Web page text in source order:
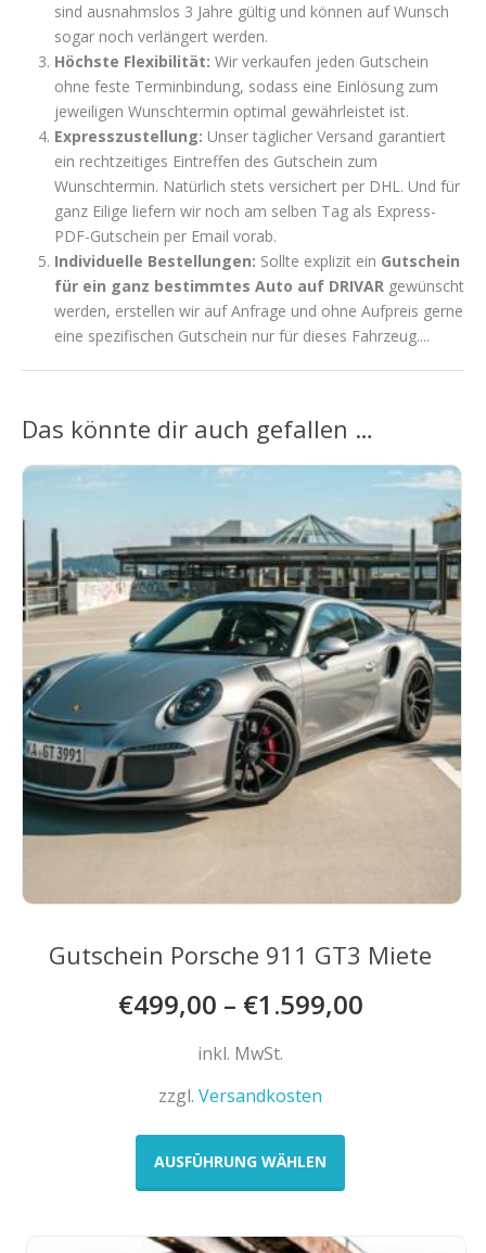
sind ausnahmslos 3 Jahre gültig und können auf Wunsch
sogar noch verlängert werden.
Höchste Flexibilität: Wir verkaufen jeden Gutschein
ohne feste Terminbindung, sodass eine Einlösung zum
jeweiligen Wunschtermin optimal gewährleistet ist.
Expresszustellung: Unser täglicher Versand garantiert
ein rechtzeitiges Eintreffen des Gutschein zum
Wunschtermin. Natürlich stets versichert per DHL. Und für
ganz Eilige liefern wir noch am selben Tag als Express-
PDF-Gutschein per Email vorab.
Individuelle Bestellungen: Sollte explizit ein Gutschein
für ein ganz bestimmtes Auto auf DRIVAR gewünscht
werden, erstellen wir auf Anfrage und ohne Aufpreis gerne
eine spezifischen Gutschein nur für dieses Fahrzeug....
Das könnte dir auch gefallen …
Gutschein Porsche 911 GT3 Miete
€499,00 – €1.599,00
inkl. MwSt.
zzgl.Versandkosten
AUSFÜHRUNG WÄHLEN